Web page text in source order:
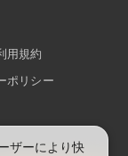
用規約
ポリシー
ザーにより快